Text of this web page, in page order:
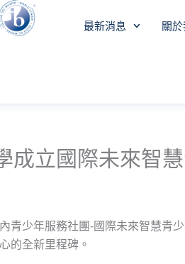
最新消息 關
成立國際未來智
青少年服務社團-國際未來智慧青
的全新里程碑。